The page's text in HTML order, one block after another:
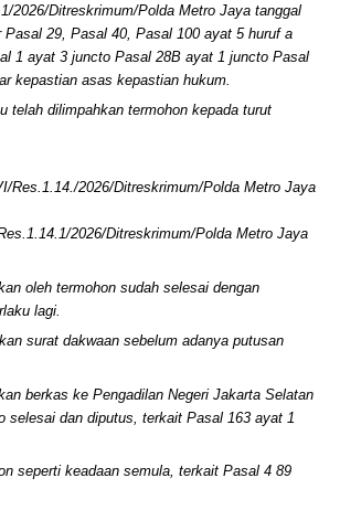
2026/Ditreskrimum/Polda Metro Jaya tanggal
29, Pasal 40, Pasal 100 ayat 5 huruf a
1 ayat 3 juncto Pasal 28B ayat 1 juncto Pasal
kepastian asas kepastian hukum.
telah dilimpahkan termohon kepada turut
Res.1.14./2026/Ditreskrimum/Polda Metro Jaya
2026/Ditreskrimum/Polda Metro Jaya
oleh termohon sudah selesai dengan
lagi.
surat dakwaan sebelum adanya putusan
berkas ke Pengadilan Negeri Jakarta Selatan
selesai dan diputus, terkait Pasal 163 ayat 1
seperti keadaan semula, terkait Pasal 4 89